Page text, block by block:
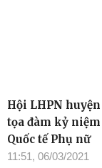
Hội LHPN huyện
tọa đàm kỷ
Quốc tế Phụ nữ
11:51, 06/03/2021